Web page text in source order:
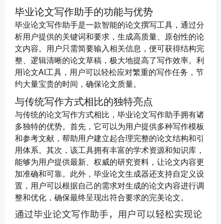
毕业论文写作助手的功能与优势
毕业论文写作助手是一款智能的论文撰写工具，通过分
析用户提供的关键词和要求，生成高质量、原创性的论
文内容。用户只需简要输入相关信息，便可获得结构完
整、逻辑清晰的论文草稿，极大地提高了写作效率。利
用论文AI工具，用户可以轻松应对繁重的写作任务，节
约大量宝贵的时间，确保论文质量。
与传统写作方式相比的独特亮点
与传统的论文写作方式相比，毕业论文写作助手拥有诸
多独特的优势。首先，它可以为用户提供多种写作模板
和参考文献，帮助用户建立起合理完整的论文结构和引
用体系。其次，该工具拥有丰富的学术资源和知识库，
能够为用户提供最新、权威的研究资料，让论文内容更
加准确和可靠。此外，毕业论文生成器还支持自定义设
置，用户可以根据自己的需求对生成的论文内容进行调
整和优化，确保最终呈现出符合要求的完美论文。
通过毕业论文写作助手，用户可以轻松实现论